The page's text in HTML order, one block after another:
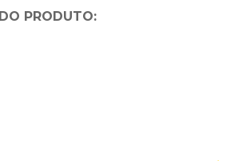
PRODUTO: